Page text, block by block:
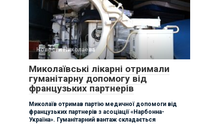
Новости Николаева
Миколаївські лікарні отримали
гуманітарну допомогу від
французьких партнерів
Миколаїв отримав партію медичної допомоги від
французьких партнерів з асоціації «Нарбонна-
Україна». Гуманітарний вантаж складається